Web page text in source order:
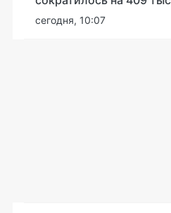
сегодня, 10:07